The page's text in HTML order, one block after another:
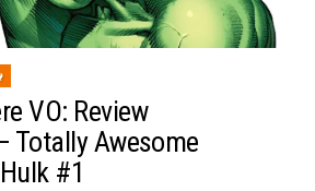
VO: Review
Totally Awesome
#1